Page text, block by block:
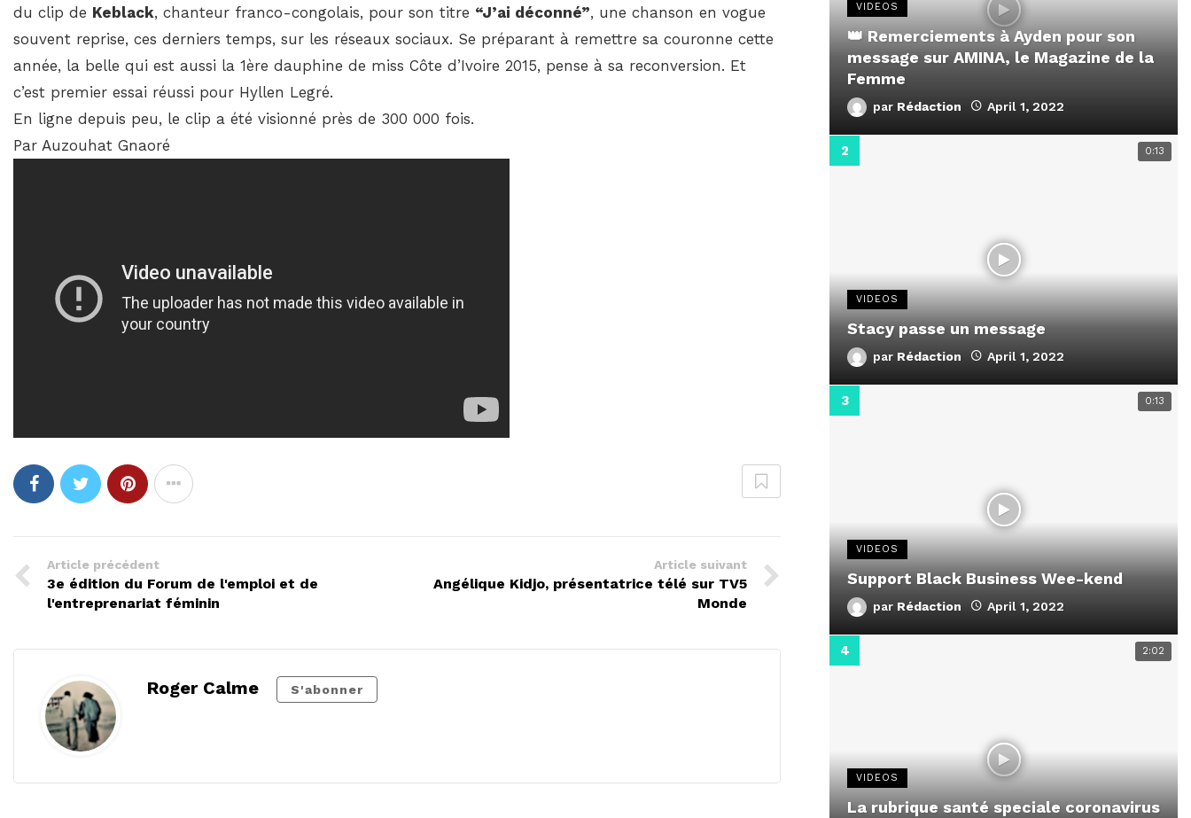
du clip de Keblack, chanteur franco-congolais, pour son titre “J’ai déconné”, une chanson en vogue
souvent reprise, ces derniers temps, sur les réseaux sociaux. Se préparant à remettre sa couronne cette
année, la belle qui est aussi la 1ère dauphine de miss Côte d’Ivoire 2015, pense à sa reconversion. Et
c’est premier essai réussi pour Hyllen Legré.
En ligne depuis peu, le clip a été visionné près de 300 000 fois.
Par Auzouhat Gnaoré
Article précédent
3e édition du Forum de l'emploi et de
l'entreprenariat féminin
Article suivant
Angélique Kidjo, présentatrice télé sur TV5
Monde
Roger Calme S'abonner
VIDEOS
👑 Remerciements à Ayden pour son
message sur AMINA, le Magazine de la
Femme
par Rédaction April 1, 2022
0:13
VIDEOS
Stacy passe un message
par Rédaction April 1, 2022
0:13
VIDEOS
Support Black Business Wee-kend
par Rédaction April 1, 2022
2:02
VIDEOS
La rubrique santé speciale coronavirus